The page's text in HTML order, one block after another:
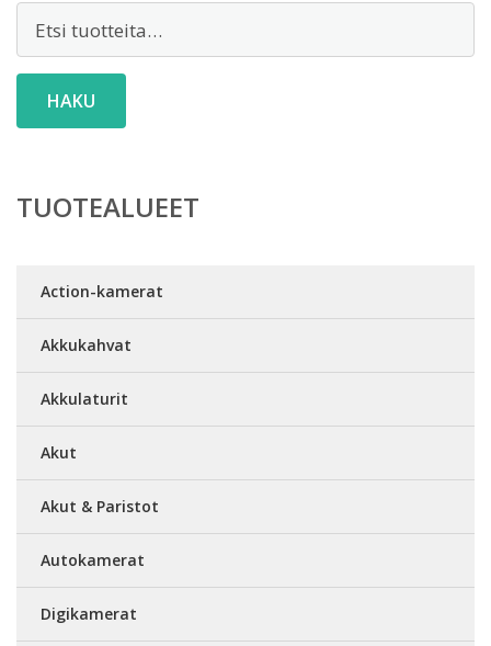
HAKU
TUOTEALUEET
Action-kamerat
Akkukahvat
Akkulaturit
Akut
Akut & Paristot
Autokamerat
Digikamerat